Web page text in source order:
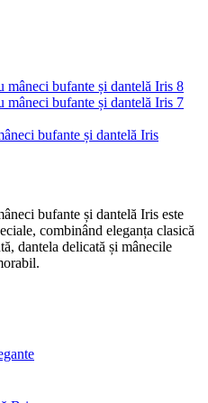
bufante și dantelă Iris
bufante și dantelă Iris este
combinând eleganța clasică
dantela delicată și mânecile